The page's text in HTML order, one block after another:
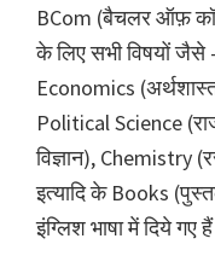
BCom (बैचलर ऑफ़
के लिए सभी विषयों जैसे
Economics
Political Science
विज्ञान), Chemistry
इत्यादि के Books
इंग्लिश भाषा में दिये गए